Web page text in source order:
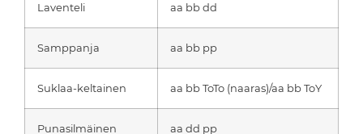
Laventeli aa bb dd
Samppanja aa bb pp
Suklaa-keltainen aa bb ToTo (naaras)/aa bb ToY
Punasilmäinen
aa dd pp